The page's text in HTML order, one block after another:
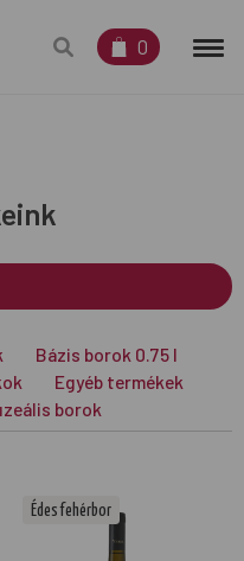
0
Bázis borok 0.75 l
Egyéb termékek
borok
Édes fehérbor